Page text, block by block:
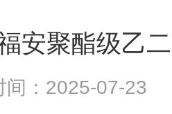
安聚酯级乙
间：2025-07-